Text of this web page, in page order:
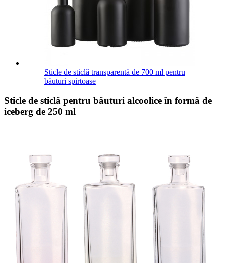
Sticle de sticlă transparentă de 700 ml pentru
băuturi spirtoase
Sticle de sticlă pentru băuturi alcoolice în formă de
iceberg de 250 ml